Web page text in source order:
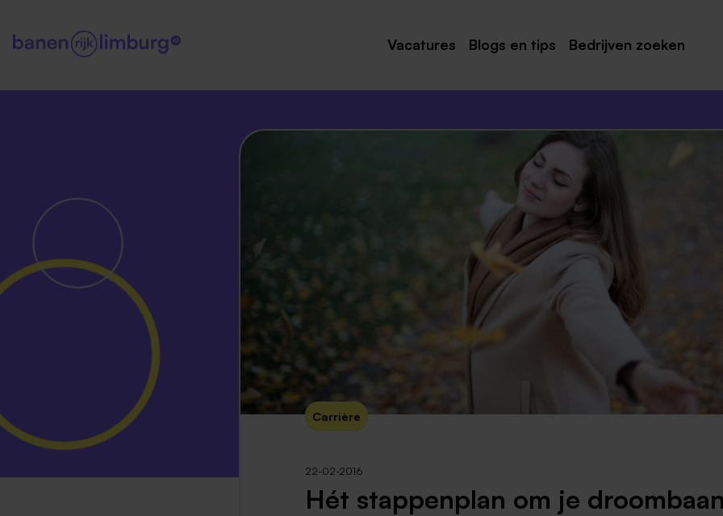
Vacatures
Maastricht
Roermond
Noord-Limburg
Midden-Limburg
Zuid-Limburg
Kerkrade
Blogs en tips Bedrijven zoeken
Carrière
22-02-2016
Hét stappenplan om je